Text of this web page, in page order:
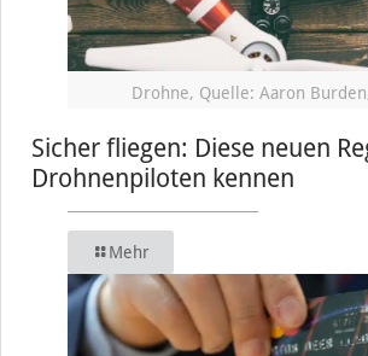
Drohne, Quelle: Aaron
Sicher fliegen: Diese neuen
Drohnenpiloten kennen
Mehr